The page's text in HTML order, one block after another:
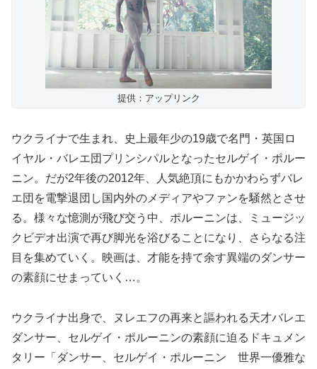
提供：アップリンク
ウクライナで生まれ、史上最年少の19歳で名門・英国ロ
イヤル・バレエ団プリンシパルとなったセルゲイ・ポルー
ニン。だが2年後の2012年、人気絶頂にもかかわらずバレ
エ団を電撃退団し国内外のメディアやファンを騒然とさせ
る。様々な憶測が飛び交う中、ポルーニンは、ミュージッ
クビデオ出演で再び脚光を浴びることになり、さらなる注
目を集めていく。映画は、才能を持て余す異端のダンサー
の素顔にせまっていく…。
ウクライナ出身で、ヌレエフの再来と謳われる天才バレエ
ダンサー、セルゲイ・ポルーニンの素顔に迫るドキュメン
タリー「ダンサー、セルゲイ・ポルーニン 世界一優雅な